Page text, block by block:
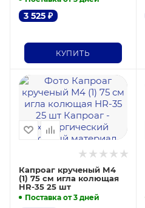
3 525 ₽
КУПИТЬ
Капроаг крученый М4
(1) 75 см игла колющая
HR-35 25 шт
Поставка от 3 дней